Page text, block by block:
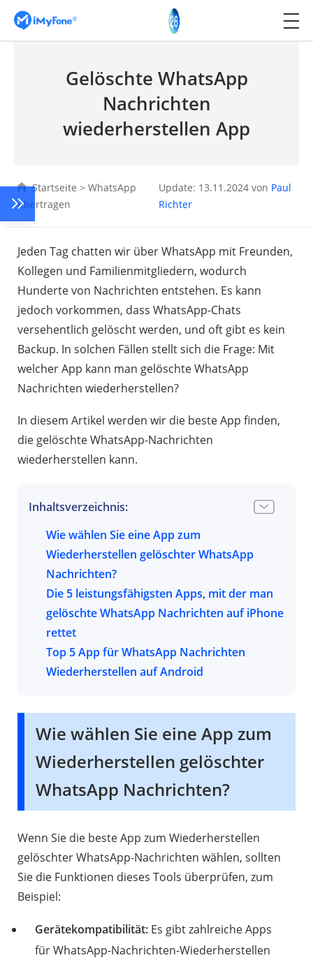
Gelöschte WhatsApp
Nachrichten
wiederherstellen App
Startseite > WhatsApp
übertragen
Update: 13.11.2024 von Paul
Richter
Jeden Tag chatten wir über WhatsApp mit Freunden,
Kollegen und Familienmitgliedern, wodurch
Hunderte von Nachrichten entstehen. Es kann
jedoch vorkommen, dass WhatsApp-Chats
versehentlich gelöscht werden, und oft gibt es kein
Backup. In solchen Fällen stellt sich die Frage: Mit
welcher App kann man gelöschte WhatsApp
Nachrichten wiederherstellen?
In diesem Artikel werden wir die beste App finden,
die gelöschte WhatsApp-Nachrichten
wiederherstellen kann.
Inhaltsverzeichnis:
Wie wählen Sie eine App zum
Wiederherstellen gelöschter WhatsApp
Nachrichten?
Die 5 leistungsfähigsten Apps, mit der man
gelöschte WhatsApp Nachrichten auf iPhone
rettet
1. iMyFone ChatsBack
2. Dr.Fone - Datenrettung
4. Aiseesoft Fonelab für WhatsApp-
Wiederherstellung
Top 5 App für WhatsApp Nachrichten
Wiederherstellen auf Android
2. Jihosoft Android Data Recovery
3. Recuva
5. EaseUS Android
Datenwiederherstellungsapp
Wie wählen Sie eine App zum
Wiederherstellen gelöschter
WhatsApp Nachrichten?
Wenn Sie die beste App zum Wiederherstellen
gelöschter WhatsApp-Nachrichten wählen, sollten
Sie die Funktionen dieses Tools überprüfen, zum
Beispiel:
Gerätekompatibilität: Es gibt zahlreiche Apps
für WhatsApp-Nachrichten-Wiederherstellen